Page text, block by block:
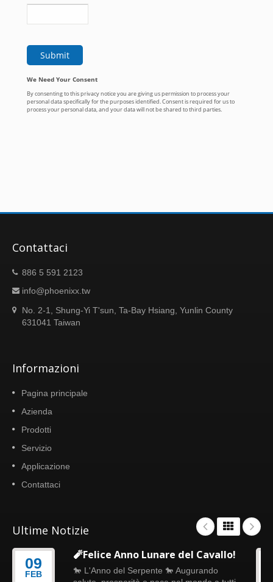
Contattaci
886 5 591 2123
info@phoenixx.tw
No. 2-1, Shung-Yi T'sun, Ta-Bay Hsiang, Yunlin County
631041 Taiwan
Informazioni
Pagina principale
Azienda
Prodotti
Servizio
Applicazione
Contattaci
Ultime Notizie
09
FEB
🧨Felice Anno Lunare del Cavallo!
🐎 L'Anno del Serpente 🐎 Augurando